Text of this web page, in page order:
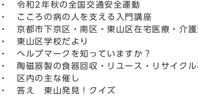
・ 令和2年秋の全国交通安全運動
・ こころの病の人を支える入門講座
・ 京都市下京区・南区・東山区在宅医療・介
・ 東山区学校だより
・ ヘルプマークを知っていますか？
・ 陶磁器製の食器回収・リユース・リサイクル
・ 区内の主な催し
・ 答え 東山発見！クイズ